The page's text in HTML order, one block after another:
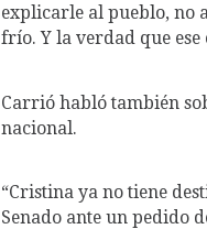
explicarle al pueblo, no
frío. Y la verdad que
Carrió habló también
nacional.
“Cristina ya no tiene
Senado ante un pedido